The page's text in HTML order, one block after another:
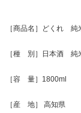
［商品名］どくれ 純
［種 別］日本酒 純
［容 量］1800ml
［産 地］ 高知県